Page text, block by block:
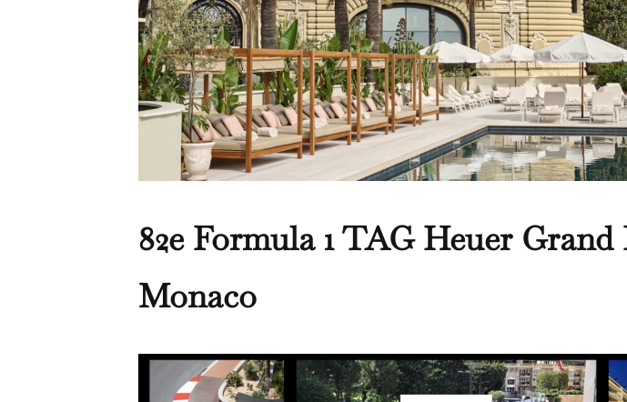
82e Formula 1 TAG Heuer Grand
Monaco